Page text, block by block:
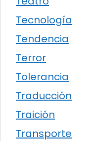
Tecnología
Tendencia
Terror
Tolerancia
Traducción
Traición
Transporte